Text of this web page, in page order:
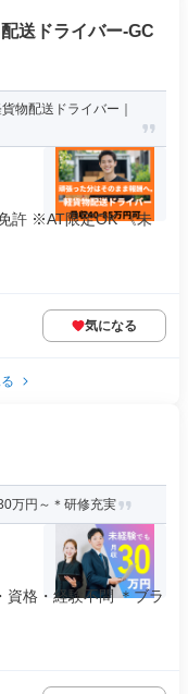
送ドライバー-GC
物配送ドライバー｜
許 ※AT限定OK 《未
気になる
万円～＊研修充実
格・経験不問 ＊ブラ